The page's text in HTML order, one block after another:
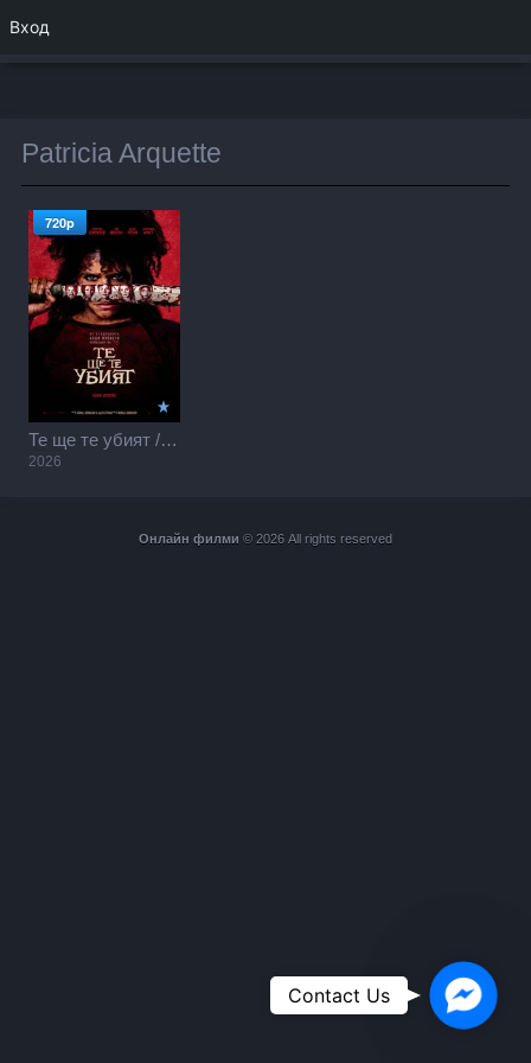
Patricia Arquette
Те ще те убият / They Will Kill You (2026)
2026
720p
Онлайн филми © 2026 All rights reserved
Вход
Contact Us